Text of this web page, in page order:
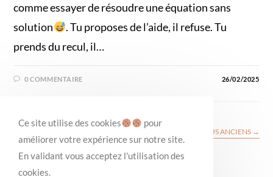
comme essayer de résoudre une équation sans
solution
. Tu proposes de l’aide, il refuse. Tu
prends du recul, il…
0 COMMENTAIRE 26/02/2025
ARTICLES PLUS ANCIENS →
Ce site utilise des cookies
pour
améliorer votre expérience sur notre site.
En validant vous acceptez l'utilisation des
cookies.